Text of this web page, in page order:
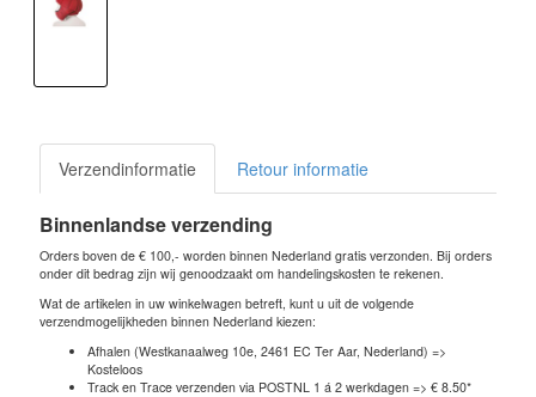
Verzendinformatie Retour informatie
Binnenlandse verzending
Orders boven de € 100,- worden binnen Nederland gratis verzonden. Bij orders
onder dit bedrag zijn wij genoodzaakt om handelingskosten te rekenen.
Wat de artikelen in uw winkelwagen betreft, kunt u uit de volgende
verzendmogelijkheden binnen Nederland kiezen:
Afhalen (Westkanaalweg 10e, 2461 EC Ter Aar, Nederland) =>
Kosteloos
Track en Trace verzenden via POSTNL 1 á 2 werkdagen => € 8.50*